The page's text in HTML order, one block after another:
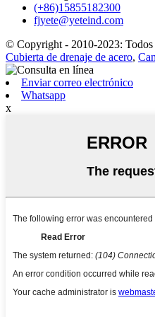
(+86)15855182300
fjyete@yeteind.com
© Copyright - 2010-2023: Todos
Cubierta de drenaje de acero,
Enviar correo electrónico
Whatsapp
x